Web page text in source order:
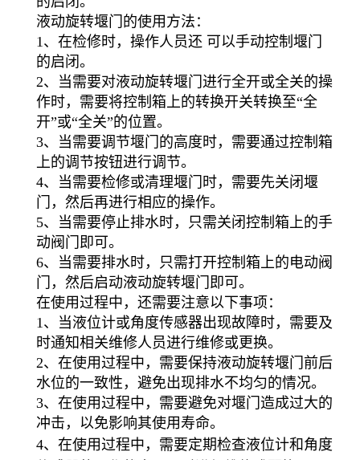
液动旋转堰门的使用方法：
1、在检修时，操作人员还 可以手动控制堰门
的启闭。
2、当需要对液动旋转堰门进行全开或全关的操
作时，需要将控制箱上的转换开关转换至“全
开”或“全关”的位置。
3、当需要调节堰门的高度时，需要通过控制箱
上的调节按钮进行调节。
4、当需要检修或清理堰门时，需要先关闭堰
门，然后再进行相应的操作。
5、当需要停止排水时，只需关闭控制箱上的手
动阀门即可。
6、当需要排水时，只需打开控制箱上的电动阀
门，然后启动液动旋转堰门即可。
在使用过程中，还需要注意以下事项：
1、当液位计或角度传感器出现故障时，需要及
时通知相关维修人员进行维修或更换。
2、在使用过程中，需要保持液动旋转堰门前后
水位的一致性，避免出现排水不均匀的情况。
3、在使用过程中，需要避免对堰门造成过大的
冲击，以免影响其使用寿命。
4、在使用过程中，需要定期检查液位计和角度